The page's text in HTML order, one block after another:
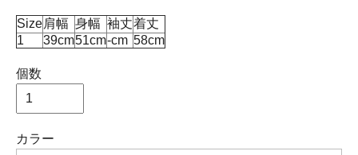
Size肩幅 身幅 袖丈着丈
1
39cm51cm-cm 58cm
個数
カラー